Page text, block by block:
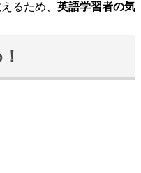
るため、 英語学習者の気